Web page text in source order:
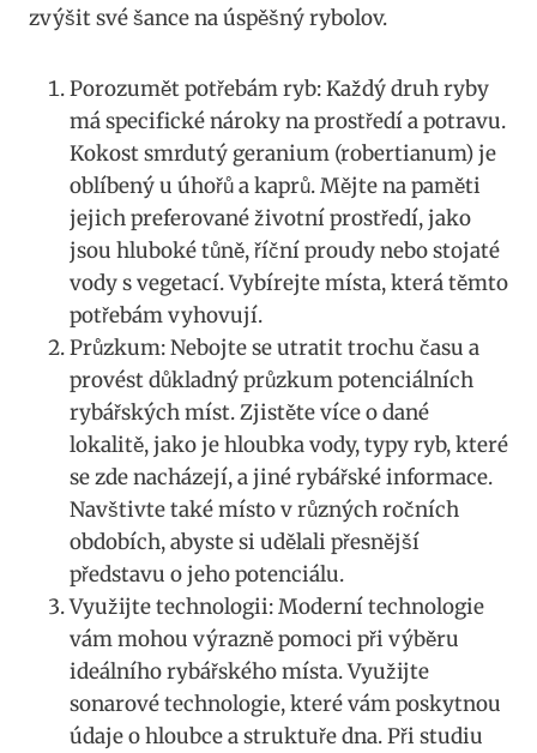
zvýšit⁢ své šance na úspěšný rybolov.
Porozumět potřebám⁢ ryb: Každý druh ryby
má specifické nároky na prostředí a potravu.
Kokost smrdutý ⁣geranium (robertianum) je
oblíbený u úhořů a kaprů. Mějte na paměti
jejich preferované ⁣životní prostředí, jako
‍jsou ⁢hluboké tůně, ​říční⁤ proudy nebo stojaté​
vody s vegetací.⁢ Vybírejte ⁣místa, která těmto
potřebám vyhovují.
Průzkum: Nebojte se utratit trochu času a
provést důkladný průzkum ‍potenciálních
rybářských míst. Zjistěte⁤ více o dané
lokalitě, jako je hloubka​ vody, typy ryb, které
se zde​ nacházejí, ⁢a jiné rybářské informace.⁣
Navštivte také místo v různých⁢ ročních
obdobích, abyste​ si udělali přesnější​
představu ⁢o jeho potenciálu.
Využijte technologii: Moderní‍ technologie
vám mohou výrazně pomoci při⁣ výběru
ideálního rybářského místa. Využijte
sonarové⁢ technologie, ‍které vám poskytnou
údaje o hloubce a struktuře dna.⁣ Při studiu